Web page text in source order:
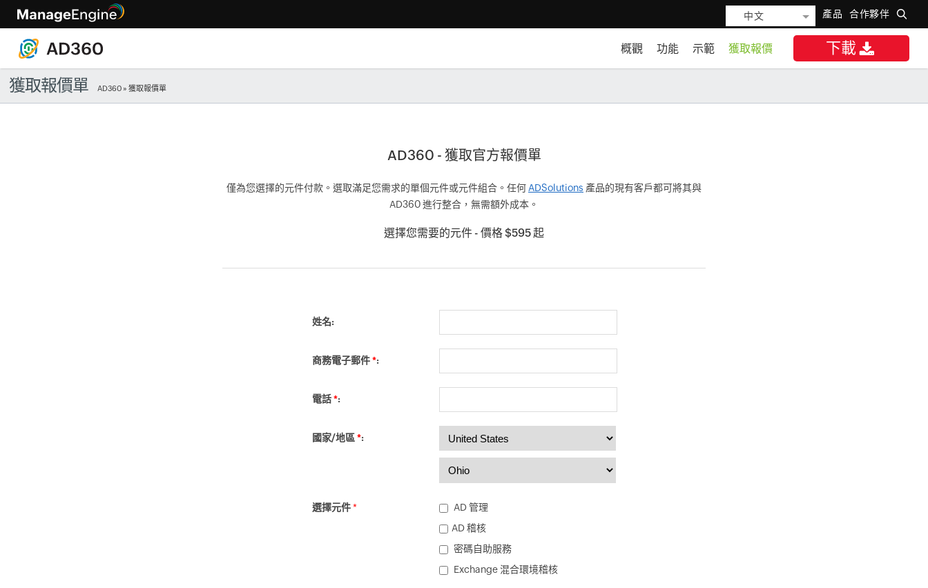
中文 產品 合作夥伴
下載
概觀 功能 示範 獲取報價
獲取報價單 AD360 » 獲取報價單
AD360 - 獲取官方報價單
僅為您選擇的元件付款。選取滿足您需求的單個元件或元件組合。任何 ADSolutions 產品的現有客戶都可將其與
AD360 進行整合，無需額外成本。
選擇您需要的元件 - 價格 $595 起
姓名:
商務電子郵件*:
電話*:
國家/地區*:
選擇元件*
AD 管理
AD 稽核
密碼自助服務
Exchange 混合環境稽核